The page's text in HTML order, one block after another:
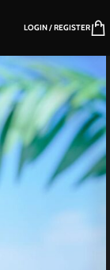
LOGIN / REGISTER